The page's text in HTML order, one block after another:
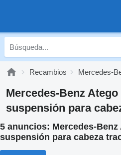
Recambios Mercedes-
Mercedes-Benz
suspensión para
5 anuncios: Mercedes-
suspensión para cabeza